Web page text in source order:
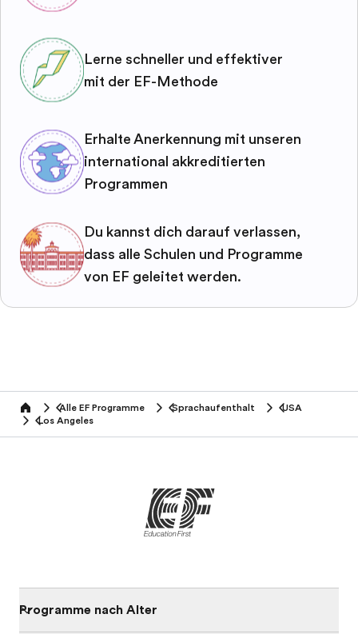
Lerne schneller und effektiver
mit der EF-Methode
Erhalte Anerkennung mit unseren
international akkreditierten
Programmen
Du kannst dich darauf verlassen,
dass alle Schulen und Programme
von EF geleitet werden.
home Alle EF Programme Sprachaufenthalt
USA
Los Angeles
Programme nach Alter